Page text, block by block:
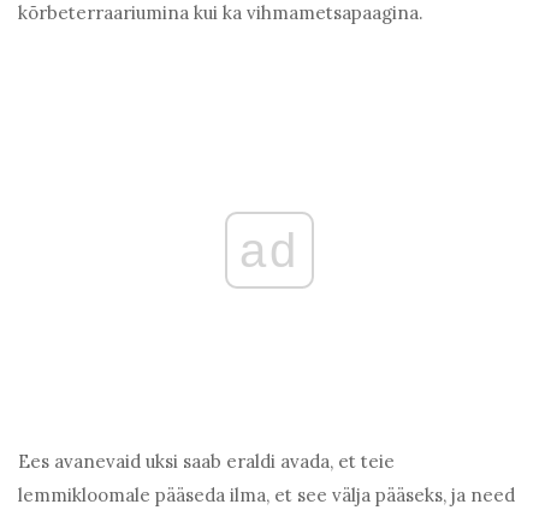
kõrbeterraariumina kui ka vihmametsapaagina.
ad
Ees avanevaid uksi saab eraldi avada, et teie
lemmikloomale pääseda ilma, et see välja pääseks, ja need